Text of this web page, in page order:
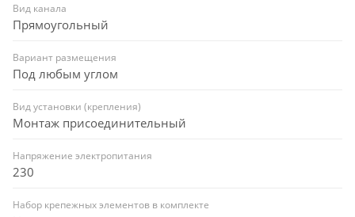
Вид канала
Прямоугольный
Вариант размещения
Под любым углом
Вид установки (крепления)
Монтаж присоединительный
Напряжение электропитания
230
Набор крепежных элементов в комплекте